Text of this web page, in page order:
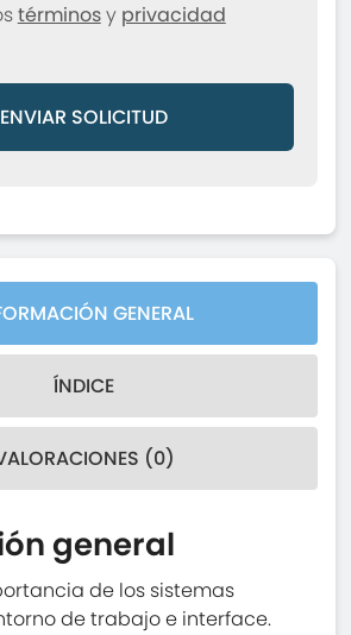
términosy privacidad
ENVIAR SOLICITUD
GENERAL
ÍNDICE
(0)
general
de los sistemas
de trabajo e interface.